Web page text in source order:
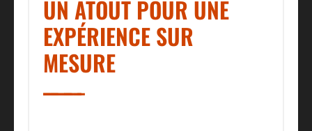
UN ATOUT POUR UNE
EXPÉRIENCE SUR
MESURE